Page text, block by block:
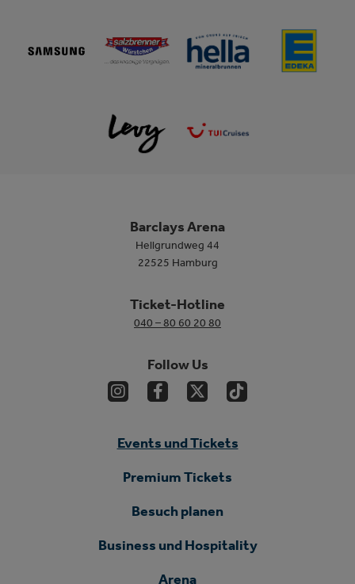
Barclays Arena
Hellgrundweg 44
22525 Hamburg
Ticket-Hotline
040 – 80 60 20 80
Follow Us
Events und Tickets
Premium Tickets
Besuch planen
Business und Hospitality
Arena